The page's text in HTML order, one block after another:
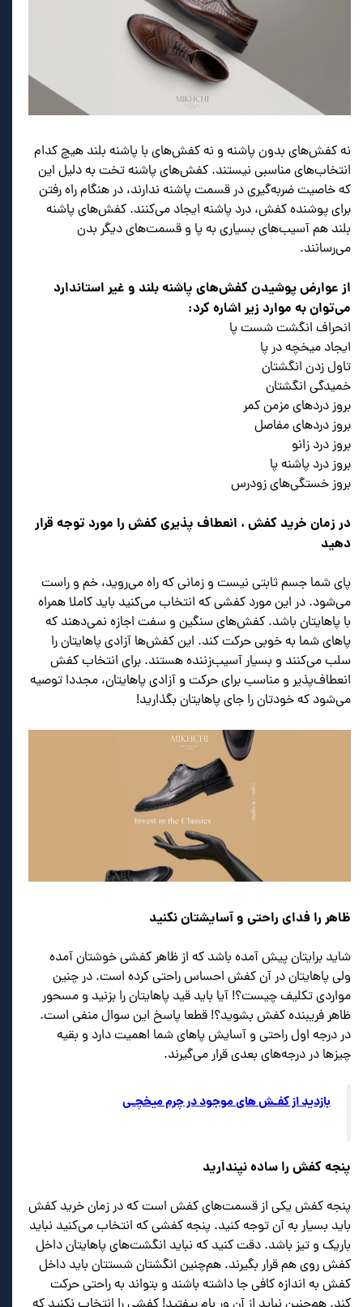
نه کفش‌های بدون پاشنه و نه کفش‌های با پاشنه بلند هیچ کدام
انتخاب‌های مناسبی نیستند. کفش‌های پاشنه تخت به دلیل این
که خاصیت ضربه‌گیری در قسمت پاشنه ندارند، در هنگام راه رفتن
برای پوشنده کفش، درد پاشنه ایجاد می‌کنند. کفش‌های پاشنه
بلند هم آسیب‌های بسیاری به پا و قسمت‌های دیگر بدن
می‌رسانند.
از عوارض پوشیدن کفش‌های پاشنه بلند و غیر استاندارد
می‌توان به موارد زیر اشاره کرد:
انحراف انگشت شست پا
ایجاد میخچه در پا
تاول زدن انگشتان
خمیدگی انگشتان
بروز دردهای مزمن کمر
بروز دردهای مفاصل
بروز درد زانو
بروز درد پاشنه پا
بروز خستگی‌های زودرس
در زمان خرید کفش ، انعطاف پذیری کفش را مورد توجه قرار
دهید
پای شما جسم ثابتی نیست و زمانی که راه می‌روید، خم و راست
می‌شود. در این مورد کفشی که انتخاب می‌کنید باید کاملا همراه
با پاهایتان باشد. کفش‌های سنگین و سفت اجازه نمی‌دهند که
پاهای شما به خوبی حرکت کند. این کفش‌ها آزادی پاهایتان را
سلب می‌کنند و بسیار آسیب‌زننده هستند. برای انتخاب کفش
انعطاف‌پذیر و مناسب برای حرکت و آزادی پاهایتان، مجددا توصیه
می‌شود که خودتان را جای پاهایتان بگذارید!
ظاهر را فدای راحتی و آسایشتان نکنید
شاید برایتان پیش آمده باشد که از ظاهر کفشی خوشتان آمده
ولی پاهایتان در آن کفش احساس راحتی کرده است. در چنین
مواردی تکلیف چیست؟! آیا باید قید پاهایتان را بزنید و مسحور
ظاهر فریبنده کفش بشوید؟! قطعا پاسخ این سوال منفی است.
در درجه اول راحتی و آسایش پاهای شما اهمیت دارد و بقیه
چیزها در درجه‌های بعدی قرار می‌گیرند.
بازدید از کفـش های موجود در چرم میخچـی
پنجه کفش را ساده نپندارید
پنجه کفش یکی از قسمت‌های کفش است که در زمان خرید کفش
باید بسیار به آن توجه کنید. پنجه کفشی که انتخاب می‌کنید نباید
باریک و تیز باشد. دقت کنید که نباید انگشت‌های پاهایتان داخل
کفش روی هم قرار بگیرند. هم‌چنین انگشتان شستتان باید داخل
کفش به اندازه کافی جا داشته باشند و بتواند به راحتی حرکت